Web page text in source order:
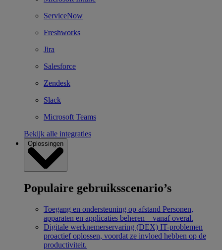
ServiceNow
Freshworks
Jira
Salesforce
Zendesk
Slack
Microsoft Teams
Bekijk alle integraties
Oplossingen
Populaire gebruiksscenario’s
Toegang en ondersteuning op afstand Personen,
apparaten en applicaties beheren—vanaf overal.
Digitale werknemerservaring (DEX) IT-problemen
proactief oplossen, voordat ze invloed hebben op de
productiviteit.